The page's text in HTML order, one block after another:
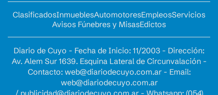
ClasificadosInmueblesAutomotoresEmpleosServicios
Avisos Fúnebres y MisasEdictos
Diario de Cuyo - Fecha de Inicio: 11/2003 - Dirección:
Av. Alem Sur 1639. Esquina Lateral de Circunvalación -
Contacto: web@diariodecuyo.com.ar- Email:
web@diariodecuyo.com.ar